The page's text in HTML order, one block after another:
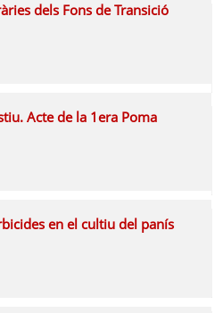
dels Fons de Transició
Programa
Acte de la 1era Poma
en el cultiu del panís